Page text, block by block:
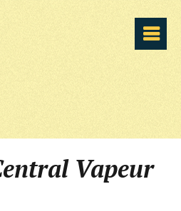
Vapeur